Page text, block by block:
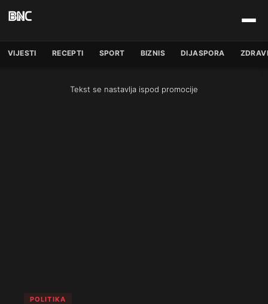
VIJESTI RECEPTI SPORT BIZNIS DIJASPORA
Tekst se nastavlja ispod promocije
POLITIKA